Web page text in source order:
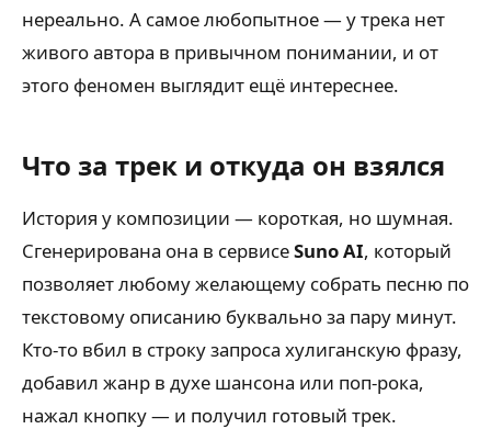
нереально. А самое любопытное — у трека нет
живого автора в привычном понимании, и от
этого феномен выглядит ещё интереснее.
Что за трек и откуда он взялся
История у композиции — короткая, но шумная.
Сгенерирована она в сервисеSuno AI, который
позволяет любому желающему собрать песню по
текстовому описанию буквально за пару минут.
Кто-то вбил в строку запроса хулиганскую фразу,
добавил жанр в духе шансона или поп-рока,
нажал кнопку — и получил готовый трек.